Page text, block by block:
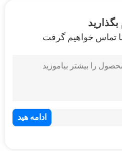
برق
بگذارید
تماس خواهیم گرفت